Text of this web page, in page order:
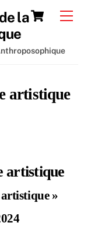
Cart
artistique
artistique
»